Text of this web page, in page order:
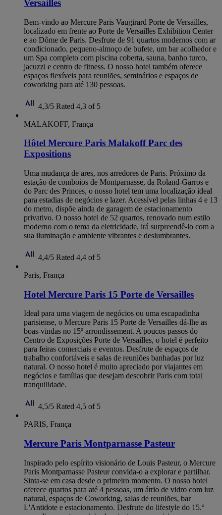
Versailles
Bem-vindo ao Mercure Paris Vaugirard Porte de Versailles,
localizado em frente ao Porte de Versailles Exhibition Center
e ao Dôme de Paris. Desfrute de 91 quartos modernos com ar
condicionado, pequeno-almoço de bufete, um bar acolhedor e
um Spa completo com piscina coberta, sauna, banho turco,
jacuzzi e centro de fitness. O nosso hotel também oferece
espaços flexíveis para reuniões, seminários e espaços de
coworking para até 130 pessoas.
4,3/5 Rated 4,3 of 5
MALAKOFF, França
Hôtel Mercure Paris Malakoff Parc des
Expositions
Uma mudança de ares, nos arredores de Paris. Próximo da
estação de comboios de Montparnasse, da Roland-Garros e
do Parc des Princes, o nosso hotel tem uma localização ideal
para estadias de negócios e lazer. Acessível pelas linhas 4 e 13
do metro, dispõe ainda de garagem de estacionamento
privativo. O nosso hotel de 52 quartos, renovado num estilo
moderno com o tema da eletricidade, irá surpreendê-lo com a
sua iluminação e ambiente vibrantes e deslumbrantes.
4,4/5 Rated 4,4 of 5
Paris, França
Hotel Mercure Paris 15 Porte de Versailles
Ideal para uma viagem de negócios ou uma escapadinha
parisiense, o Mercure Paris 15 Porte de Versailles dá-lhe as
boas-vindas no 15º arrondissement. A poucos passos do
Centro de Exposições Porte de Versailles, o hotel é perfeito
para feiras comerciais e eventos. Desfrute de espaços de
trabalho confortáveis e salas de reuniões banhadas por luz
natural. O nosso hotel é muito apreciado por viajantes em
negócios e famílias que desejam descobrir Paris com total
tranquilidade.
4,5/5 Rated 4,5 of 5
PARIS, França
Mercure Paris Montparnasse Pasteur
Inspirado pelo espírito visionário de Louis Pasteur, o Mercure
Paris Montparnasse Pasteur convida-o a explorar e partilhar.
Sinta-se em casa desde o primeiro momento. O nosso hotel
oferece quartos para até 4 pessoas, um átrio de vidro com luz
natural, espaços de Coworking, salas de reuniões, bar
L'Antidote e estacionamento. Desfrute do lifestyle do 15.º